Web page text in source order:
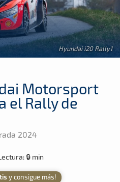
Hyundai i20 Rally1
Motorsport
el Rally de
2024
🔒 min
y consigue más!